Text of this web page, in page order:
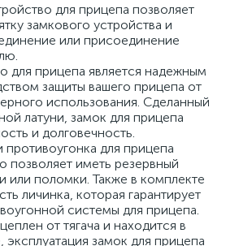
для прицепа позволяет
замкового устройства и
или присоединение
для прицепа является надежным
защиты вашего прицепа от
использования. Сделанный
латуни, замок для прицепа
и долговечность.
противоугонка для прицепа
позволяет иметь резервный
или поломки. Также в комплекте
личинка, которая гарантирует
системы для прицепа.
от тягача и находится в
замок для прицепа